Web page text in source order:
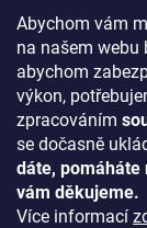
Abychom vám
na našem webu
abychom
výkon,
zpracováním
se dočasně
dáte, pomáháte
vám děkujeme.
Více informací
KONTAKT
+420 727
Náš
ontecrystal